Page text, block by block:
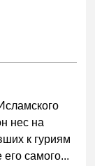
нес на
к гуриям
самого...